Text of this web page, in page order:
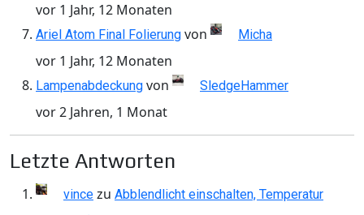
vor 1 Jahr, 12 Monaten
Ariel Atom Final Folierung von Micha
vor 1 Jahr, 12 Monaten
Lampenabdeckung von SledgeHammer
vor 2 Jahren, 1 Monat
Letzte Antworten
vince zu Abblendlicht einschalten, Temperatur